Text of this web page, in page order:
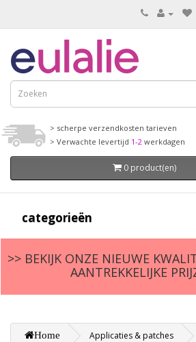
> scherpe verzendkosten tarieven
> Verwachte levertijd 1-2 werkdagen
0 product(en)
categorieën
>> BEKIJK ONZE NIEUWE
AANTREKKELIJKE
Home Applicaties & patches